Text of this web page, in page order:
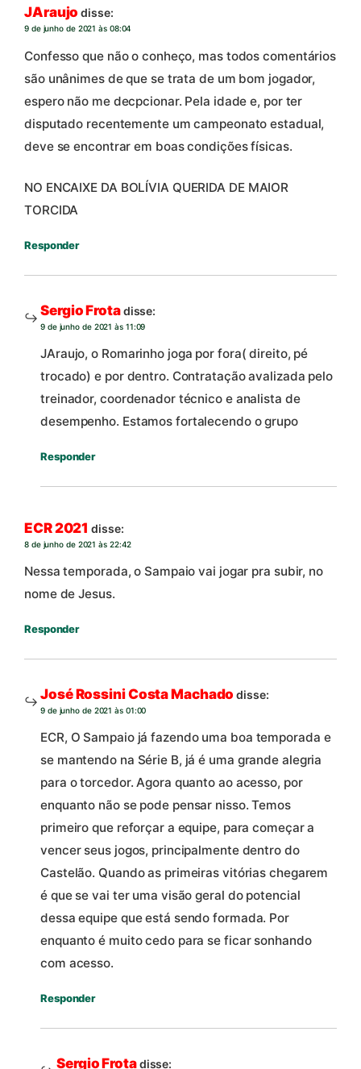
JAraujo disse:
9 de junho de 2021 às 08:04
Confesso que não o conheço, mas todos comentários
são unânimes de que se trata de um bom jogador,
espero não me decpcionar. Pela idade e, por ter
disputado recentemente um campeonato estadual,
deve se encontrar em boas condições físicas.
NO ENCAIXE DA BOLÍVIA QUERIDA DE MAIOR
TORCIDA
Responder
Sergio Frotadisse:
9 de junho de 2021 às 11:09
JAraujo, o Romarinho joga por fora( direito, pé
trocado) e por dentro. Contratação avalizada pelo
treinador, coordenador técnico e analista de
desempenho. Estamos fortalecendo o grupo
Responder
ECR 2021 disse:
8 de junho de 2021 às 22:42
Nessa temporada, o Sampaio vai jogar pra subir, no
nome de Jesus.
Responder
José Rossini Costa Machado disse:
9 de junho de 2021 às 01:00
ECR, O Sampaio já fazendo uma boa temporada e
se mantendo na Série B, já é uma grande alegria
para o torcedor. Agora quanto ao acesso, por
enquanto não se pode pensar nisso. Temos
primeiro que reforçar a equipe, para começar a
vencer seus jogos, principalmente dentro do
Castelão. Quando as primeiras vitórias chegarem
é que se vai ter uma visão geral do potencial
dessa equipe que está sendo formada. Por
enquanto é muito cedo para se ficar sonhando
com acesso.
Responder
Sergio Frotadisse: